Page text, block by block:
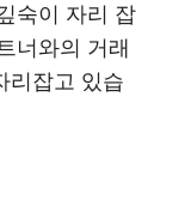
숙이 자리 잡
너와의 거래
리잡고 있습